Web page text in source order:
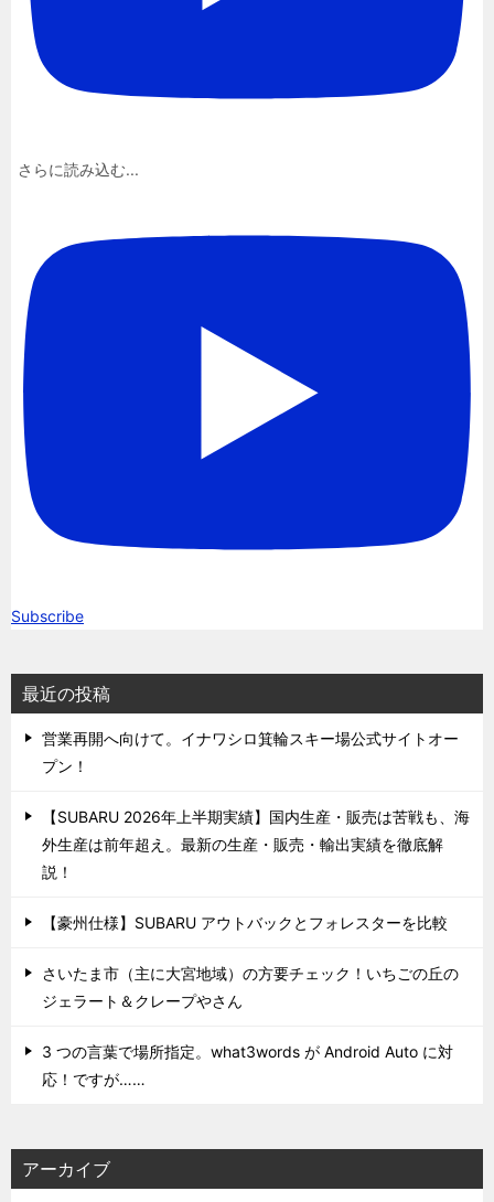
さらに読み込む...
Subscribe
最近の投稿
営業再開へ向けて。イナワシロ箕輪スキー場公式サイトオー
プン！
【SUBARU 2026年上半期実績】国内生産・販売は苦戦も、海
外生産は前年超え。最新の生産・販売・輸出実績を徹底解
説！
【豪州仕様】SUBARU アウトバックとフォレスターを比較
さいたま市（主に大宮地域）の方要チェック！いちごの丘の
ジェラート＆クレープやさん
3 つの言葉で場所指定。what3words が Android Auto に対
応！ですが……
アーカイブ